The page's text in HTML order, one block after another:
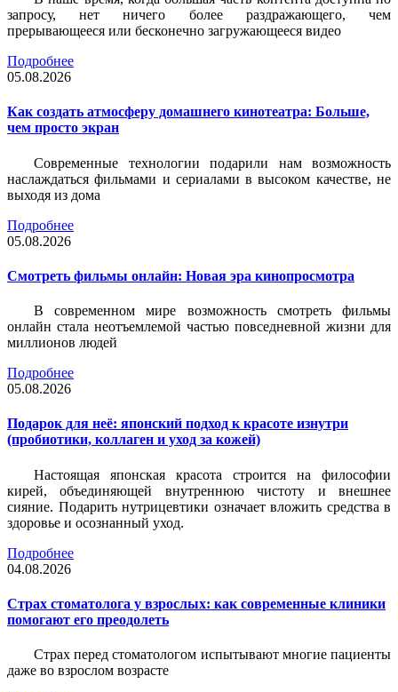
запросу, нет ничего более раздражающего, чем
прерывающееся или бесконечно загружающееся видео
Подробнее
05.08.2026
Как создать атмосферу домашнего кинотеатра: Больше,
чем просто экран
Современные технологии подарили нам возможность
наслаждаться фильмами и сериалами в высоком качестве, не
выходя из дома
Подробнее
05.08.2026
Смотреть фильмы онлайн: Новая эра кинопросмотра
В современном мире возможность смотреть фильмы
онлайн стала неотъемлемой частью повседневной жизни для
миллионов людей
Подробнее
05.08.2026
Подарок для неё: японский подход к красоте изнутри
(пробиотики, коллаген и уход за кожей)
Настоящая японская красота строится на философии
кирей, объединяющей внутреннюю чистоту и внешнее
сияние. Подарить нутрицевтики означает вложить средства в
здоровье и осознанный уход.
Подробнее
04.08.2026
Страх стоматолога у взрослых: как современные клиники
помогают его преодолеть
Страх перед стоматологом испытывают многие пациенты
даже во взрослом возрасте